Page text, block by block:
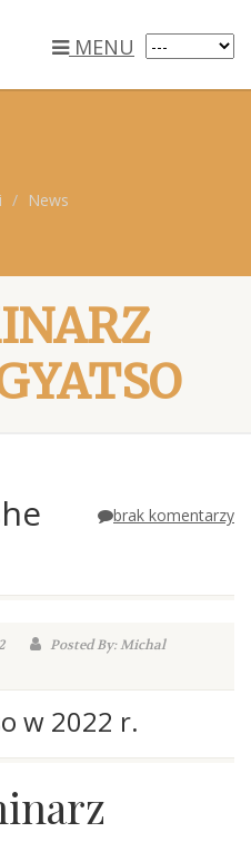
MENU
News
brak komentarzy
Posted By: Michal
w 2022 r.